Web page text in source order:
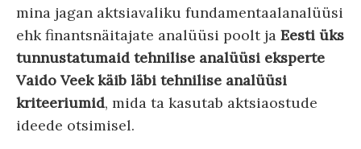
mina jagan aktsiavaliku fundamentaalanalüüsi
ehk finantsnäitajate analüüsi poolt ja Eesti üks
tunnustatumaid tehnilise analüüsi eksperte
Vaido Veek käib läbi tehnilise analüüsi
kriteeriumid, mida ta kasutab aktsiaostude
ideede otsimisel.